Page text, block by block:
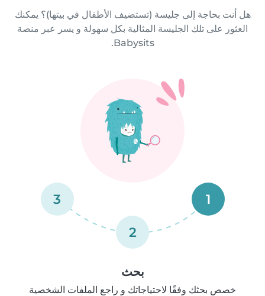
هل أنت بحاجة إلى جليسة (تستضيف الأطفال في بيتها)؟ يمكنك
العثور على تلك الجليسة المثالية بكل سهولة و يسر عبر منصة
Babysits.
1
2
3
بحث
خصص بحثك وفقًا لاحتياجاتك و راجع الملفات الشخصية